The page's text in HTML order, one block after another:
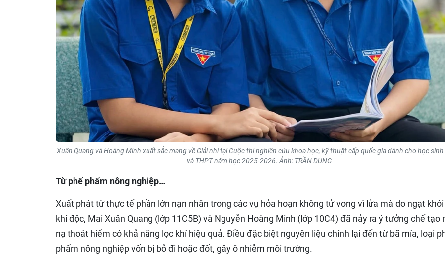
Xuân Quang và Hoàng Minh xuất sắc mang về Giải nhì tại Cuộc thi nghiên cứu khoa học, kỹ thuật cấp quốc gia dành cho học sinh
và THPT năm học 2025-2026. Ảnh: TRẦN DUNG
Từ phế phẩm nông nghiệp…
Xuất phát từ thực tế phần lớn nạn nhân trong các vụ hỏa hoạn không tử vong vì lửa mà do ngạt khói
khí độc, Mai Xuân Quang (lớp 11C5B) và Nguyễn Hoàng Minh (lớp 10C4) đã nảy ra ý tưởng chế tạo
nạ thoát hiểm có khả năng lọc khí hiệu quả. Điều đặc biệt nguyên liệu chính lại đến từ bã mía, loại
phẩm nông nghiệp vốn bị bỏ đi hoặc đốt, gây ô nhiễm môi trường.